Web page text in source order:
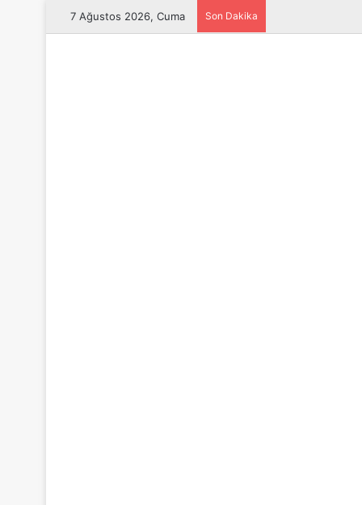
7 Ağustos 2026, Cuma Son Dakika